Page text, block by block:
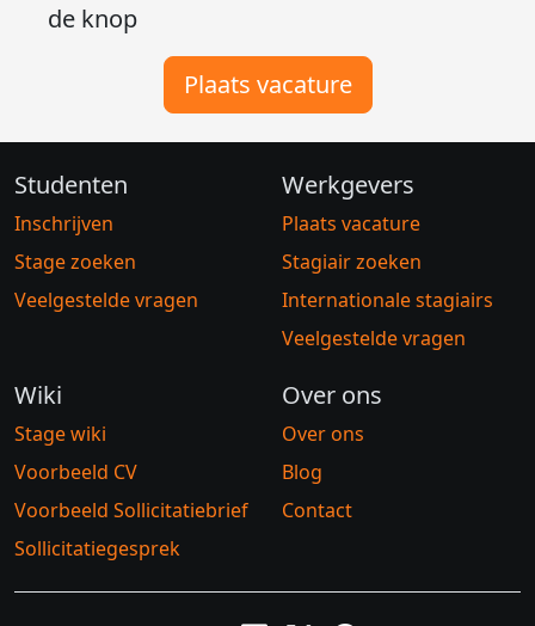
de knop
Plaats vacature
Studenten
Inschrijven
Stage zoeken
Veelgestelde vragen
Werkgevers
Plaats vacature
Stagiair zoeken
Internationale stagiairs
Veelgestelde vragen
Wiki
Stage wiki
Voorbeeld CV
Voorbeeld Sollicitatiebrief
Sollicitatiegesprek
Over ons
Over ons
Blog
Contact